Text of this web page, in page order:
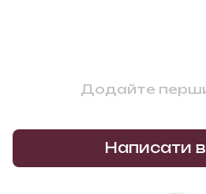
Додайте
Написати